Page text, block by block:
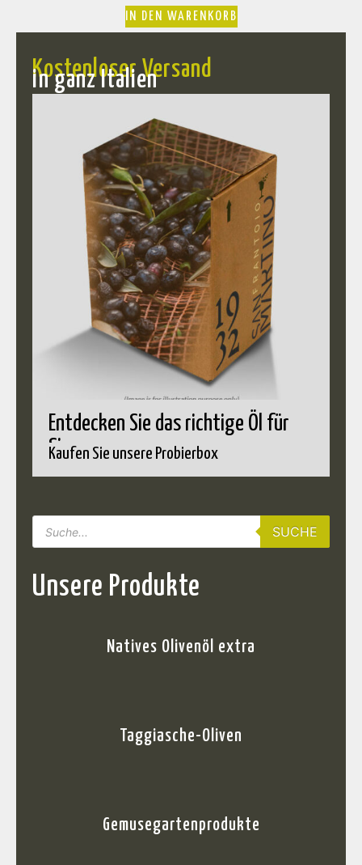
IN DEN WARENKORB
Kostenloser Versand
in ganz Italien
Entdecken Sie das richtige Öl für
Sie
Kaufen Sie unsere Probierbox
SUCHE
Unsere Produkte
Natives Olivenöl extra
Taggiasche-Oliven
Gemusegartenprodukte